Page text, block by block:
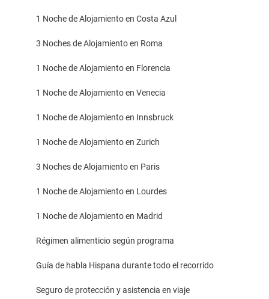
1 Noche de Alojamiento en Costa Azul
3 Noches de Alojamiento en Roma
1 Noche de Alojamiento en Florencia
1 Noche de Alojamiento en Venecia
1 Noche de Alojamiento en Innsbruck
1 Noche de Alojamiento en Zurich
3 Noches de Alojamiento en Paris
1 Noche de Alojamiento en Lourdes
1 Noche de Alojamiento en Madrid
Régimen alimenticio según programa
Guía de habla Hispana durante todo el recorrido
Seguro de protección y asistencia en viaje